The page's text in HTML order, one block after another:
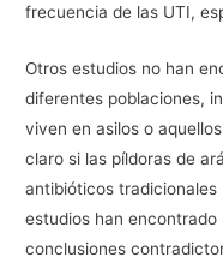
frecuencia de las UTI,
Otros estudios no han
diferentes poblaciones,
viven en asilos o
claro si las píldoras de
antibióticos tradicionales
estudios han
conclusiones